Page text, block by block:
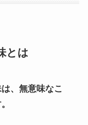
とは
、無意味なこ